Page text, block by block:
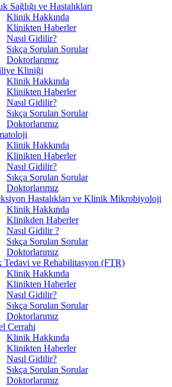
Sağlığı ve Hastalıkları
Klinik Hakkında
Klinikten Haberler
Nasıl Gidilir?
Sıkça Sorulan Sorular
Doktorlarımız
Kliniği
Klinik Hakkında
Klinikten Haberler
Nasıl Gidilir?
Sıkça Sorulan Sorular
Doktorlarımız
Klinik Hakkında
Klinikten Haberler
Nasıl Gidilir?
Sıkça Sorulan Sorular
Doktorlarımız
Hastalıkları ve Klinik Mikrobiyoloji
Klinik Hakkında
Klinikden Haberler
Nasıl Gidilir ?
Sıkça Sorulan Sorular
Doktorlarımız
Tedavi ve Rehabilitasyon (FTR)
Klinik Hakkında
Klinikten Haberler
Nasıl Gidilir?
Sıkça Sorulan Sorular
Doktorlarımız
Cerrahi
Klinik Hakkında
Klinikten Haberler
Nasıl Gidilir?
Sıkça Sorulan Sorular
Doktorlarımız